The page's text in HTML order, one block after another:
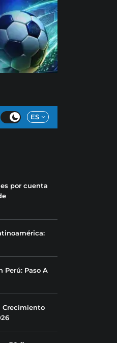
ES
por cuenta
Perú: Paso A
Crecimiento